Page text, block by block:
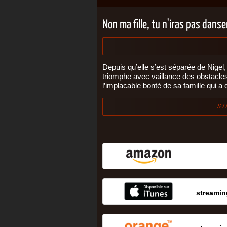
Non ma fille, tu n'iras pas
Depuis qu’elle s’est séparée de
triomphe avec vaillance des
l’implacable bonté de sa famille qui